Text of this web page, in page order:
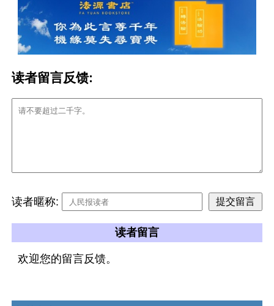
读者留言反馈:
读者暱称:
读者留言
欢迎您的留言反馈。